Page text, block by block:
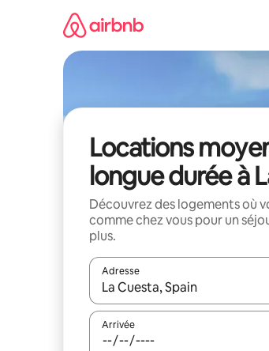
Locations
longue durée à
Découvrez des logements où
comme chez vous pour un
plus.
Adresse
Lorsque les résultats
Arrivée